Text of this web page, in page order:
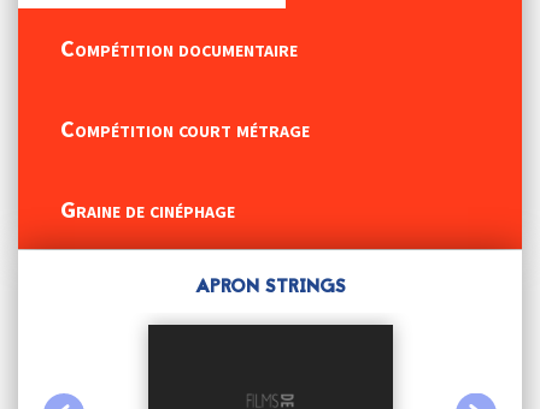
Compétition documentaire
Compétition court métrage
Graine de cinéphage
APRON STRINGS